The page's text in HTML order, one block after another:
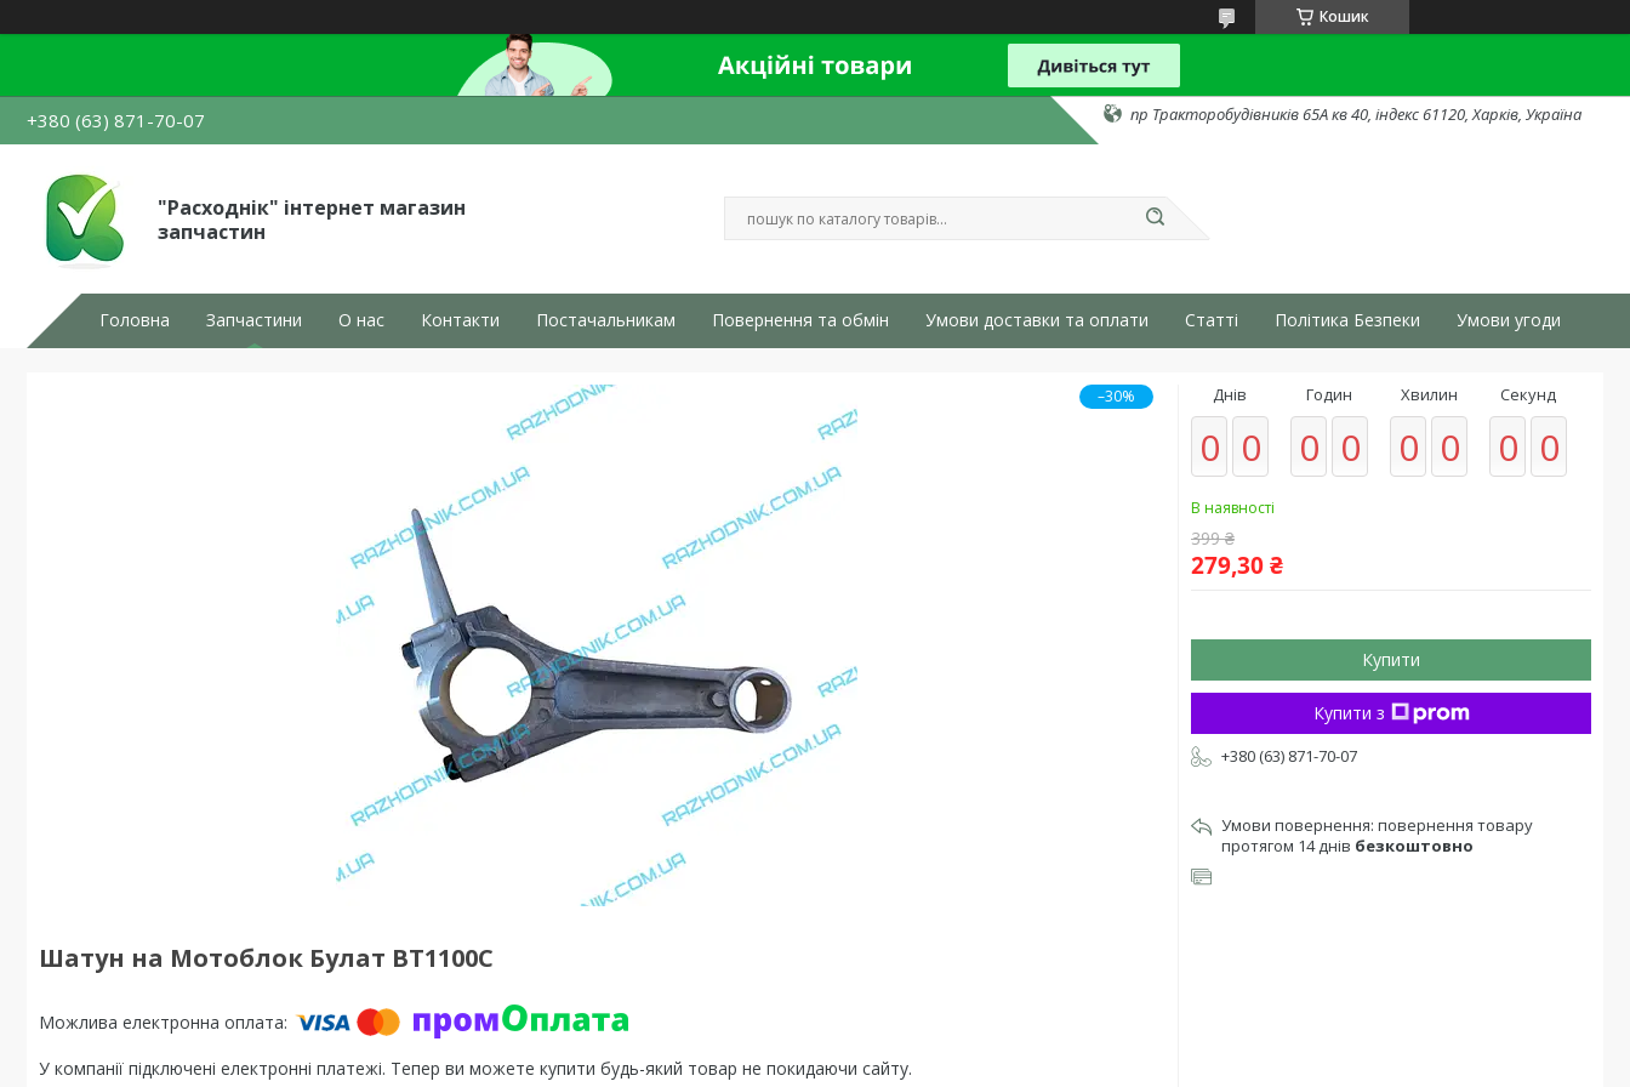
Кошик
+380 (63) 871-70-07 пр Тракторобудівників 65А кв 40, індекс 61120, Харків, Україна
"Расходнік" інтернет магазин
запчастин
Головна Запчастини О нас Контакти Постачальникам Повернення та обмін Умови доставки та оплати Статті Політика Безпеки Умови угоди
–30%
Шатун на Мотоблок Булат ВТ1100C
У компанії підключені електронні платежі. Тепер ви можете купити будь-який товар не покидаючи сайту.
Днів
0 0
Годин
0 0
Хвилин
0 0
Секунд
0 0
В наявності
399 ₴
279,30 ₴
Купити
Купити з
+380 (63) 871-70-07
повернення товару
протягом 14 днів безкоштовно